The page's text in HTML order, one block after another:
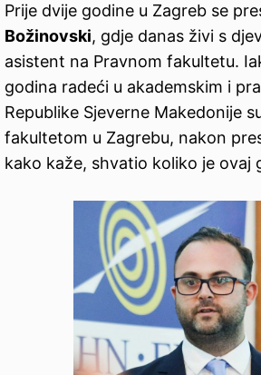
Prije dvije godine u Zagreb se
Božinovski, gdje danas živi s
asistent na Pravnom fakultetu.
godina radeći u akademskim i
Republike Sjeverne Makedonije
fakultetom u Zagrebu, nakon
kako kaže, shvatio koliko je ovaj